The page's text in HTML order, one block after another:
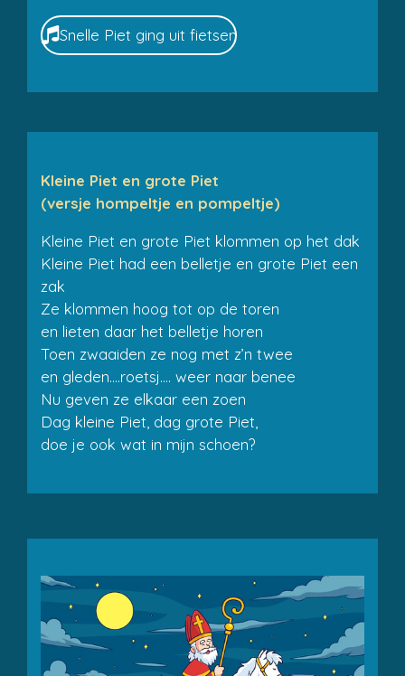
Snelle Piet ging uit fietsen
Kleine Piet en grote Piet
(versje hompeltje en pompeltje)
Kleine Piet en grote Piet klommen op het dak
Kleine Piet had een belletje en grote Piet een
zak
Ze klommen hoog tot op de toren
en lieten daar het belletje horen
Toen zwaaiden ze nog met z’n twee
en gleden....roetsj.... weer naar benee
Nu geven ze elkaar een zoen
Dag kleine Piet, dag grote Piet,
doe je ook wat in mijn schoen?